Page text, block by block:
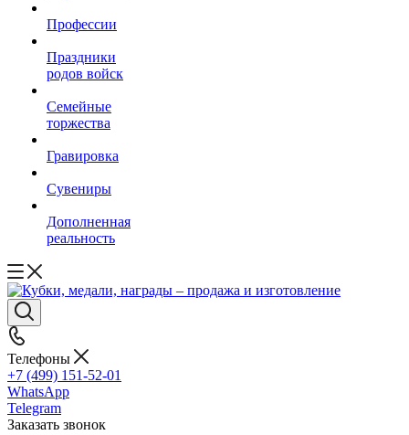
Профессии
Праздники
родов войск
Семейные
торжества
Гравировка
Сувениры
Дополненная
реальность
Телефоны
+7 (499) 151-52-01
WhatsApp
Telegram
Заказать звонок